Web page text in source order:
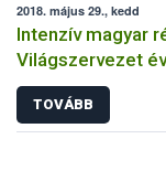
2018. május 29., kedd
Intenzív magyar
Világszervezet
TOVÁBB